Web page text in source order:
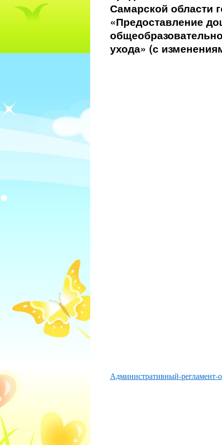
Самарской области
«Предоставление
ухода» (с
Административный-регламент-